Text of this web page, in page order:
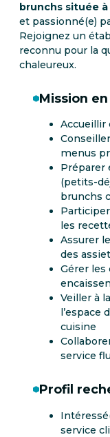
brunchs située à
et passionné(e)
Rejoignez un
reconnu pour la
chaleureux.
Mission
Accueillir
menus
Préparer
(petits-
brunchs
les
Assurer
des
Gérer
Veiller à
l’espace
cuisine
service
Profil
service